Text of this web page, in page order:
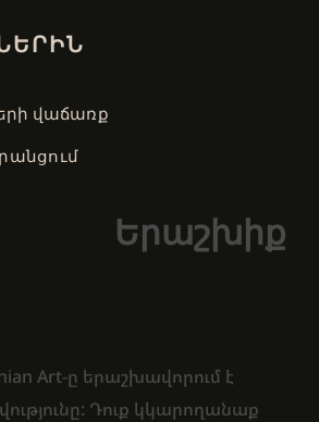
վաճառք
Երաշխիք
Art-ը երաշխավորում է
Դուք կկարողանաք